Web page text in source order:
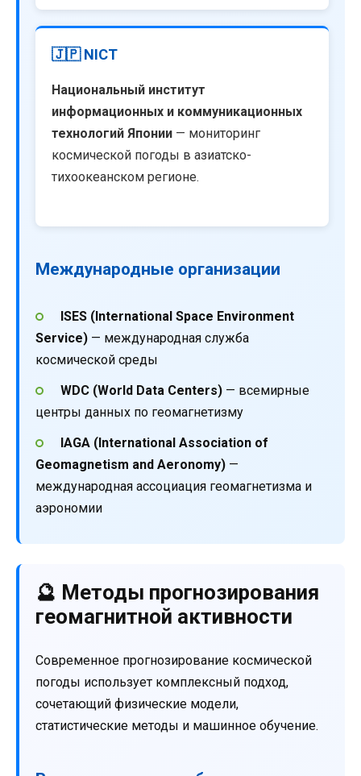
🇯🇵 NICT
Национальный институт
информационных и коммуникационных
технологий Японии — мониторинг
космической погоды в азиатско-
тихоокеанском регионе.
Международные организации
ISES (International Space Environment
Service) — международная служба
космической среды
WDC (World Data Centers)— всемирные
центры данных по геомагнетизму
IAGA (International Association of
Geomagnetism and Aeronomy) —
международная ассоциация геомагнетизма и
аэрономии
🔮 Методы прогнозирования
геомагнитной активности
Современное прогнозирование космической
погоды использует комплексный подход,
сочетающий физические модели,
статистические методы и машинное обучение.